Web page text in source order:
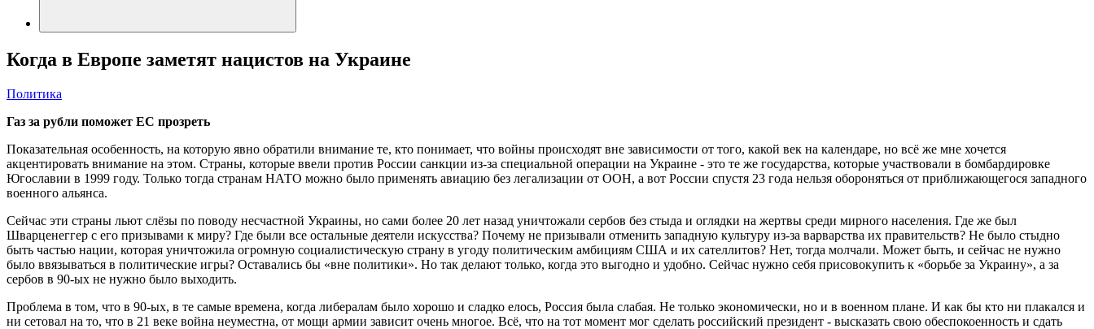
Когда в Европе заметят нацистов на Украине
Политика
Газ за рубли поможет ЕС прозреть
Показательная особенность, на которую явно обратили внимание те, кто понимает, что войны происходят вне зависимости от того, какой век на календаре, но всё же мне хочется
акцентировать внимание на этом. Страны, которые ввели против России санкции из-за специальной операции на Украине - это те же государства, которые участвовали в бомбардировке
Югославии в 1999 году. Только тогда странам НАТО можно было применять авиацию без легализации от ООН, а вот России спустя 23 года нельзя обороняться от приближающегося западного
военного альянса.
Сейчас эти страны льют слёзы по поводу несчастной Украины, но сами более 20 лет назад уничтожали сербов без стыда и оглядки на жертвы среди мирного населения. Где же был
Шварценеггер с его призывами к миру? Где были все остальные деятели искусства? Почему не призывали отменить западную культуру из-за варварства их правительств? Не было стыдно
быть частью нации, которая уничтожила огромную социалистическую страну в угоду политическим амбициям США и их сателлитов? Нет, тогда молчали. Может быть, и сейчас не нужно
было ввязываться в политические игры? Оставались бы «вне политики». Но так делают только, когда это выгодно и удобно. Сейчас нужно себя присовокупить к «борьбе за Украину», а за
сербов в 90-ых не нужно было выходить.
Проблема в том, что в 90-ых, в те самые времена, когда либералам было хорошо и сладко елось, Россия была слабая. Не только экономически, но и в военном плане. И как бы кто ни плакался и
ни сетовал на то, что в 21 веке война неуместна, от мощи армии зависит очень многое. Всё, что на тот момент мог сделать российский президент - высказать свою обеспокоенность и сдать